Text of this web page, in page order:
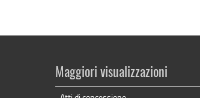
Maggiori visualizzazioni